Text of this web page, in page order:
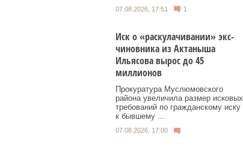
07.08.2026, 17:51 1
Иск о «раскулачивании» экс-
чиновника из Актаныша
Ильясова вырос до 45
миллионов
Прокуратура Муслюмовского
района увеличила размер исковых
требований по гражданскому иску
к бывшему ...
07.08.2026, 17:00